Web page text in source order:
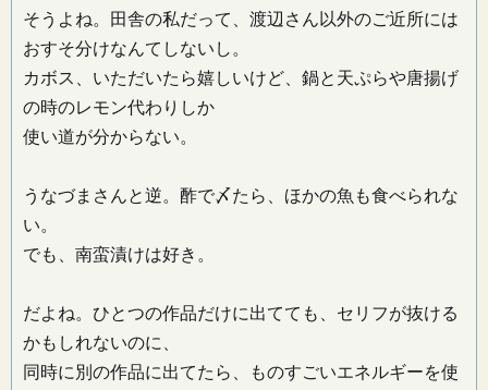
そうよね。田舎の私だって、渡辺さん以外のご近所には
おすそ分けなんてしないし。
カボス、いただいたら嬉しいけど、鍋と天ぷらや唐揚げ
の時のレモン代わりしか
使い道が分からない。
うなづまさんと逆。酢で〆たら、ほかの魚も食べられな
い。
でも、南蛮漬けは好き。
だよね。ひとつの作品だけに出てても、セリフが抜ける
かもしれないのに、
同時に別の作品に出てたら、ものすごいエネルギーを使